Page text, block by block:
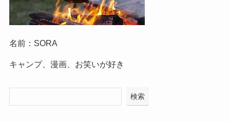
名前：SORA
キャンプ、漫画、お笑いが好き
検索